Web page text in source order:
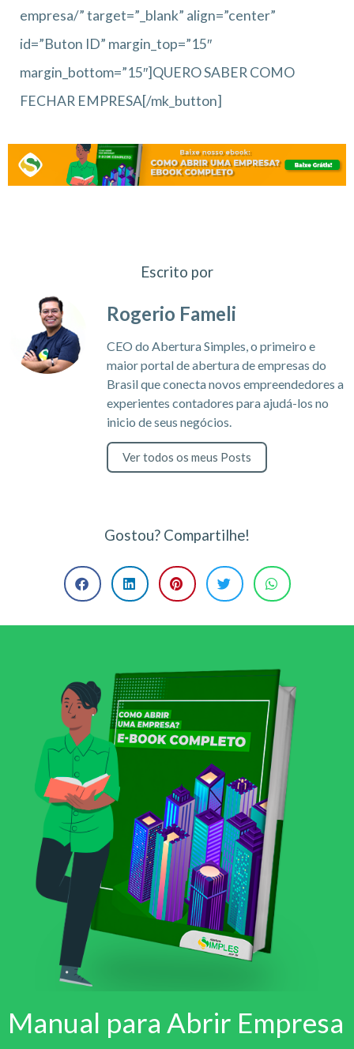
empresa/” target=”_blank” align=”center”
id=”Buton ID” margin_top=”15″
margin_bottom=”15″]QUERO SABER COMO
FECHAR EMPRESA[/mk_button]
Escrito por
Rogerio Fameli
CEO do Abertura Simples, o primeiro e
maior portal de abertura de empresas do
Brasil que conecta novos empreendedores a
experientes contadores para ajudá-los no
inicio de seus negócios.
Ver todos os meus Posts
Gostou? Compartilhe!
Manual para Abrir Empresa